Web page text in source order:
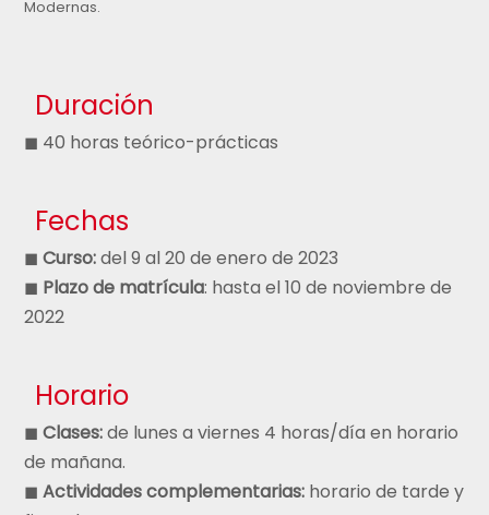
Modernas.
Duración
◼ 40 horas teórico-prácticas
Fechas
◼ Curso:del 9 al 20 de enero de 2023
◼ Plazo de matrícula: hasta el 10 de noviembre de
2022
Horario
◼ Clases:de lunes a viernes 4 horas/día en horario
de mañana.
◼ Actividades complementarias: horario de tarde y